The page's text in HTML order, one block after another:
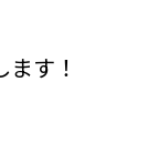
す！